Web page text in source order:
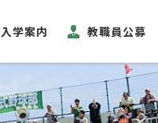
入学案内 教職員公募